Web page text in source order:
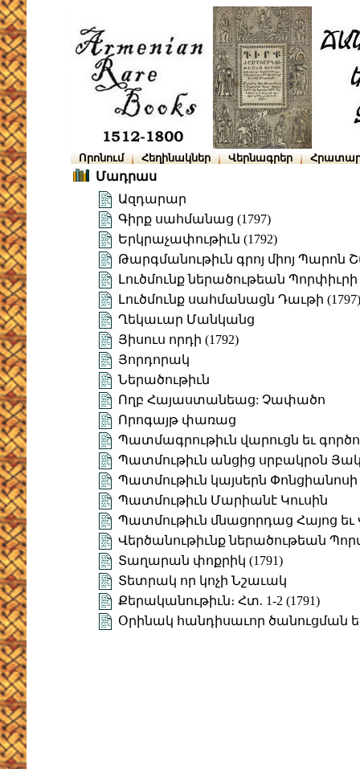
Որոնում Հեղինակներ Վերնագրեր
Մադրաս
Ազդարար
Գիրք սահմանաց (1797)
Երկրաչափութիւն (1792)
Թարգմանութիւն գրոյ միոյ Պարոն
Լուծմունք ներածութեան Պորփիւրի
Լուծմունք սահմանացն Դաւթի (1797)
Ղեկաւար Մանկանց
Յիսուս որդի (1792)
Յորդորակ
Ներածութիւն
Ողբ Հայաստանեաց: Չափածո
Որոգայթ փառաց
Պատմագրութիւն վարուցն եւ
Պատմութիւն անցից սրբակրօն
Պատմութիւն կայսերն Փոնցիանոսի
Պատմութիւն Մարիանէ Կուսին
Պատմութիւն մնացորդաց Հայոց եւ
Վերծանութիւնք ներածութեան
Տաղարան փոքրիկ (1791)
Տետրակ որ կոչի Նշաւակ
Քերականութիւն։ Հտ. 1-2 (1791)
Օրինակ հանդիսաւոր ծանուցման եւ